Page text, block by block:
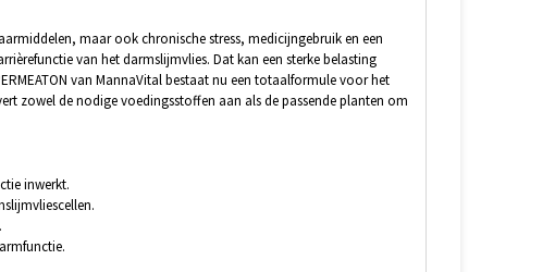
maar ook chronische stress, medicijngebruik en een
van het darmslijmvlies. Dat kan een sterke belasting
van MannaVital bestaat nu een totaalformule voor het
zowel de nodige voedingsstoffen aan als de passende planten om
inwerkt.